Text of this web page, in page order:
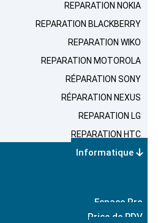
REPARATION NOKIA
REPARATION BLACKBERRY
REPARATION WIKO
REPARATION MOTOROLA
RÉPARATION SONY
RÉPARATION NEXUS
REPARATION LG
REPARATION HTC
Informatique
Espace Pro
Prise de RDV